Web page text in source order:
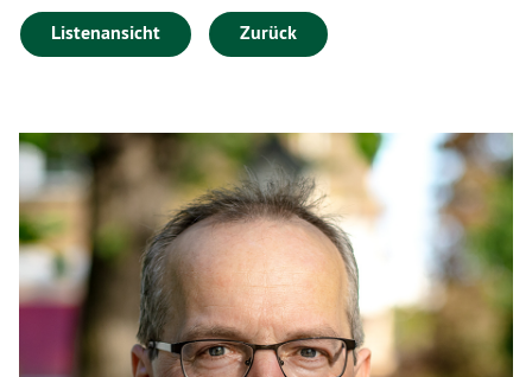
Listenansicht Zurück